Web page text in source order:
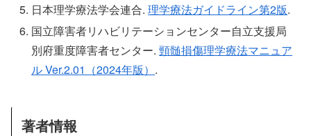
日本理学療法学会連合.理学療法ガイドライン第2版.
国立障害者リハビリテーションセンター自立支援局
別府重度障害者センター.頸髄損傷理学療法マニュア
ル Ver.2.01（2024年版） .
著者情報